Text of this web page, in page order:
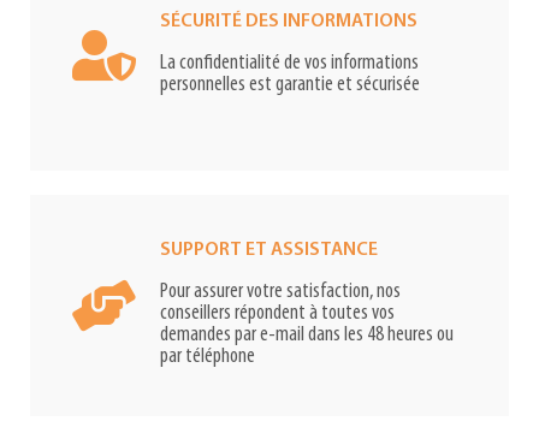
SÉCURITÉ DES INFORMATIONS
La confidentialité de vos informations
personnelles est garantie et sécurisée
SUPPORT ET ASSISTANCE
Pour assurer votre satisfaction, nos
conseillers répondent à toutes vos
demandes par e-mail dans les 48 heures ou
par téléphone